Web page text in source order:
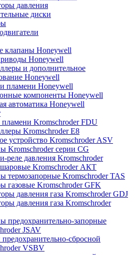
давления
диски
клапаны Honeywell
Honeywell
и дополнительное
Honeywell
пламени Honeywell
компоненты Honeywell
автоматика Honeywell
пламени Kromschroder FDU
Kromschroder E8
устройство Kromschroder ASV
Kromschroder серии CG
реле давления Kromschroder
Kromschroder АКТ
термозапорные Kromschroder TAS
газовые Kromschroder GFK
давления газа Kromschroder GDJ
давления газа Kromschroder
предохранительно-запорные
JSAV
сбросной
VSBV